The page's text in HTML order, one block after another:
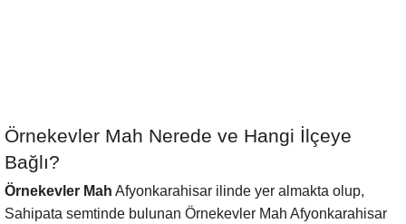
Örnekevler Mah Nerede ve Hangi İlçeye
Bağlı?
Örnekevler Mah Afyonkarahisar ilinde yer almakta olup,
Sahipata semtinde bulunan Örnekevler Mah Afyonkarahisar